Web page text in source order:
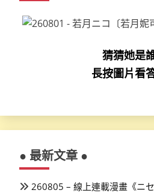
猜猜她是
長按圖片看
● 最新文章 ●
260805 – 線上連載漫畫《ニ